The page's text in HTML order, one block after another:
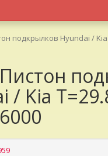
подкрылков Hyundai / Kia
/ Kia